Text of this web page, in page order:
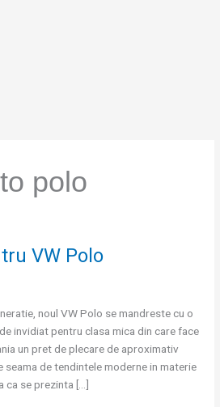
polo
VW Polo
noul VW Polo se mandreste cu o
invidiat pentru clasa mica din care face
un pret de plecare de aproximativ
seama de tendintele moderne in materie
ca se prezinta […]